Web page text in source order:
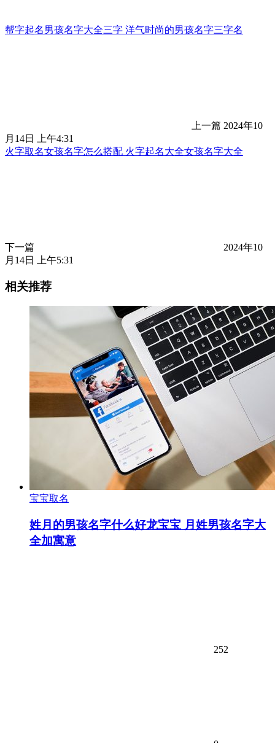
帮字起名男孩名字大全三字 洋气时尚的男孩名字三字名
上一篇 2024年10
月14日 上午4:31
火字取名女孩名字怎么搭配 火字起名大全女孩名字大全
下一篇
2024年10
月14日 上午5:31
相关推荐
宝宝取名
姓月的男孩名字什么好龙宝宝 月姓男孩名字大
全加寓意
252